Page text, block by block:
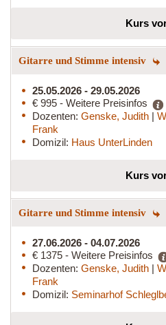
Kurs
Gitarre und Stimme intensiv
25.05.2026 - 29.05.2026
€ 995 - Weitere Preisinfos
Dozenten: Genske, Judith |
Frank
Domizil: Haus UnterLinden
Kurs
Gitarre und Stimme intensiv
27.06.2026 - 04.07.2026
€ 1375 - Weitere Preisinfos
Dozenten: Genske, Judith |
Frank
Domizil: Seminarhof